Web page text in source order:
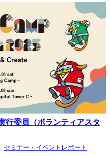
委員（ボランティアスタ
セミナー・イベントレポート